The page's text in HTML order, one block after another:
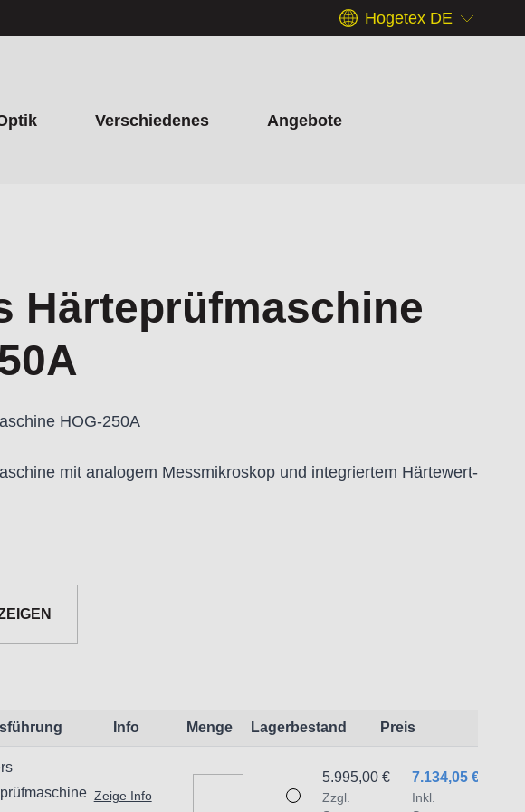
Hogetex DE
Verschiedenes Angebote
Härteprüfmaschine
HOG-250A
mit analogem Messmikroskop und integriertem Härtewert-
- 2500HV50
nach Eingabe der Diagonalen
Info Menge Lagerbestand Preis
Zeige Info
7.134,05 €
Inkl.
5.995,00 €
Zzgl.